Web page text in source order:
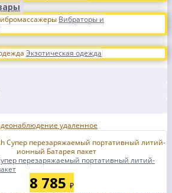
Вибраторы и
Экзотическая одежда
перезаряжаемый портативный литий-
8 785 ₽